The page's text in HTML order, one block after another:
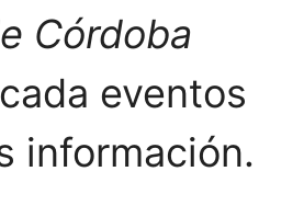
Córdoba
eventos
información.